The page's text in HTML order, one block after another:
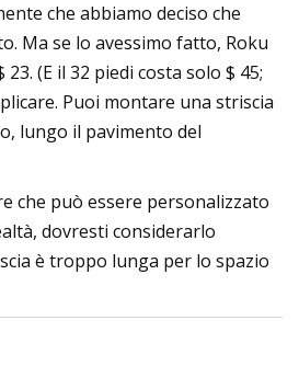
che abbiamo deciso che
Ma se lo avessimo fatto, Roku
(E il 32 piedi costa solo $ 45;
Puoi montare una striscia
lungo il pavimento del
che può essere personalizzato
dovresti considerarlo
è troppo lunga per lo spazio